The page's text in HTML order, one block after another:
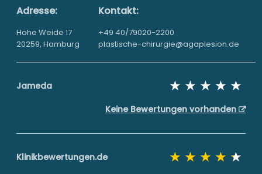
Adresse:
Hohe Weide 17
20259, Hamburg
Kontakt:
+49 40/79020-2200
plastische-chirurgie@agaplesion.de
Jameda
Keine Bewertungen vorhanden
Klinikbewertungen.de